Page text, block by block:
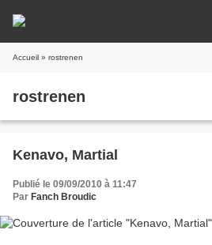
Accueil » rostrenen
rostrenen
Kenavo, Martial
Publié le 09/09/2010 à 11:47
Par Fanch Broudic